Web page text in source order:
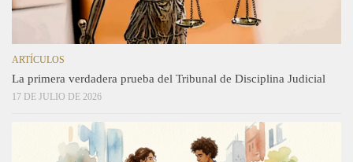
ARTÍCULOS
La primera verdadera prueba del Tribunal de Disciplina Judicial
17 DE JULIO DE 2026